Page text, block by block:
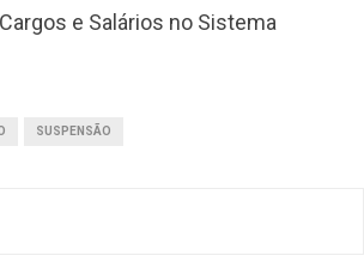
e Salários no Sistema
SUSPENSÃO